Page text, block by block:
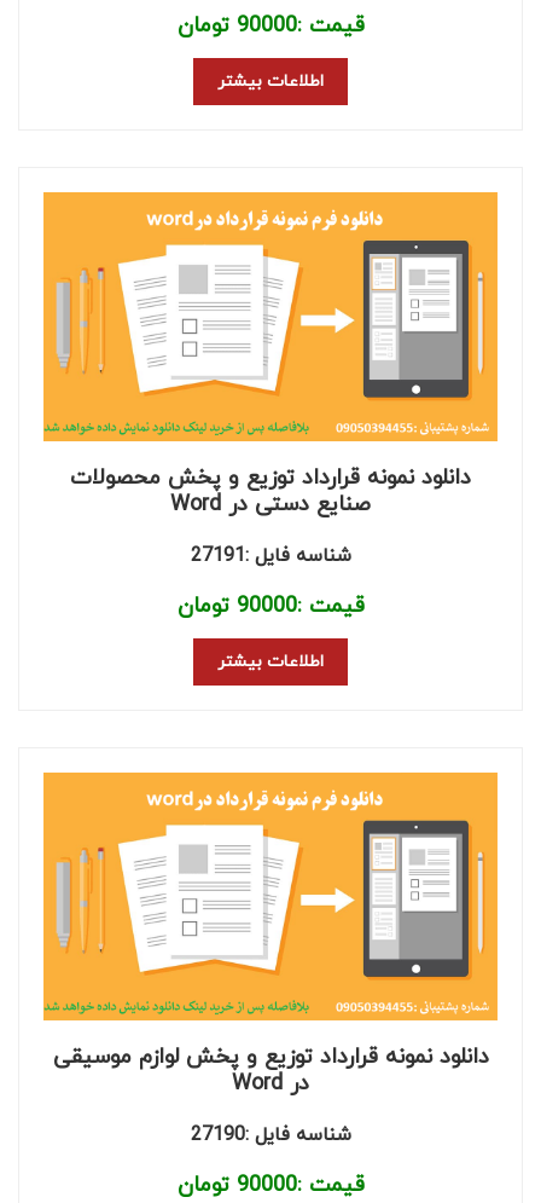
قیمت :90000 تومان
اطلاعات بیشتر
دانلود نمونه قرارداد توزیع و پخش محصولات
صنایع دستی در Word
شناسه فایل :27191
قیمت :90000 تومان
اطلاعات بیشتر
دانلود نمونه قرارداد توزیع و پخش لوازم موسیقی
در Word
شناسه فایل :27190
قیمت :90000 تومان